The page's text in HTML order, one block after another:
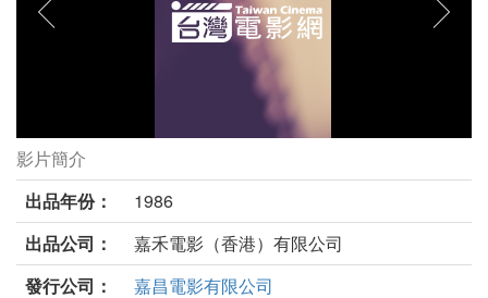
最佳福星劇照
影片簡介
出品年份：
1986
出品公司：
嘉禾電影（香港）有限公司
發行公司：
嘉昌電影有限公司